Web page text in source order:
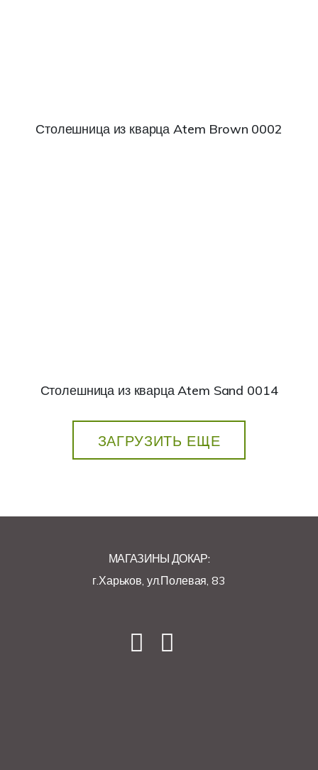
Столешница из кварца Atem Brown 0002
Столешница из кварца Atem Sand 0014
ЗАГРУЗИТЬ ЕЩЕ
МАГАЗИНЫ ДОКАР:
г.Харьков, ул.Полевая, 83